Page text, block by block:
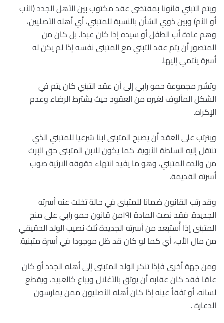
ويتم التبني قانونا بمقتضى عقد مكتوب بين الأهل الجدد (الأب
أو الأم) وبين ذوي الشأن بالنسبة للمتبني، أي أهله الأصليين،
وهم عادة أب الطفل أو سيده إذا كان عبدا. بل كان من
المتصور أن يتم عقد التبني مع المتبنى نفسه إذا لم يكن له
أسرة ينتمي إليها.
وتشير مجموعة حمو رابي إلى أن عقد التبني كان يتم في
الشكل المألوف لغيره من العقود حيث يشترط الرضاء وعدم
الإكراه.
ويترتب على العقد أن يصبح المتبنى ابنا شرعيا للمتبني الذي
تنتقل إليه السلطة الأبوية. كما يكون للابن المتبنى حق الإرث
من والده المتبني، وهو ما يفيد انتهاء حقوقه الارثية صوب
أسرته القديمة.
وقد رتب القانون ضمانا للمتبنى في حالة تخلت عنه أسرته
الجديدة. فقد نصت المادة ۱۹۱من قانون حمو رابي على منح
المتبنى إذا أُستبعد من أسرته الجديدة ثلث نصيب الولد الحقيقي
من مال الأب، أي كما لو كان قد ظل موجودا في أسرة متبنية.
ومن جهة أخرى فإذا تنكر الولد المتبنى إلى أهله الجدد أو كان
عاقا فقد كان عقابه أن يوثق بالأغلال ويباع كالعبيد، ويقطع
لسانه، أو تفقأ عينه إذا كان أهله الأصليون ممن يمارسون
الدعارة .